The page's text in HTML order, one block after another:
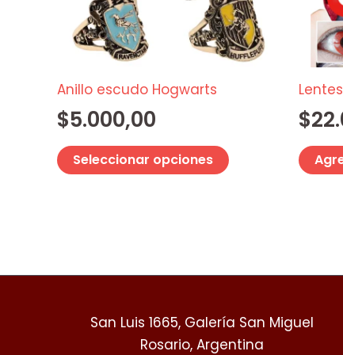
Anillo escudo Hogwarts
$5.000,00
Seleccionar opciones
opciones
se
pueden
página
$
San Luis 1665, Galería San Miguel
Rosario, Argentina